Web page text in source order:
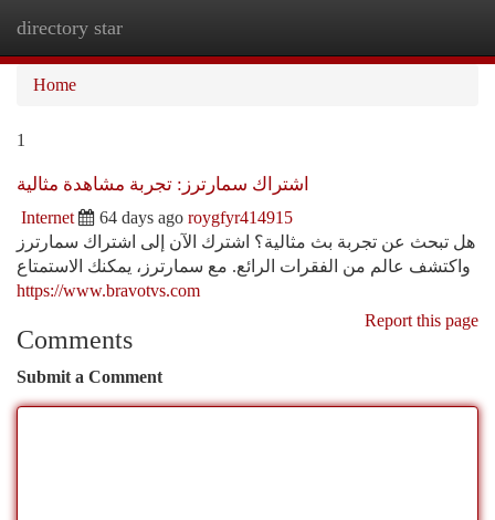
directory star
Home
1
اشتراك سمارترز: تجربة مشاهدة مثالية
Internet 64 days ago roygfyr414915
هل تبحث عن تجربة بث مثالية؟ اشترك الآن إلى اشتراك سمارترز
واكتشف عالم من الفقرات الرائع. مع سمارترز، يمكنك الاستمتاع
https://www.bravotvs.com
Report this page
Comments
Submit a Comment